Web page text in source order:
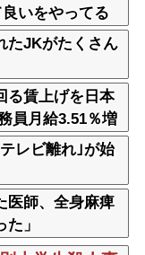
いをやってる
たJKがたくさん
る賃上げを日本
員月給3.51％増
レビ離れ｣が始
医師、全身麻痺
」